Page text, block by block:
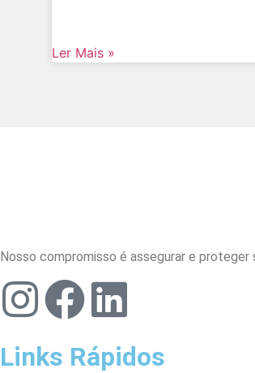
Ler Mais »
Nosso compromisso é assegurar e proteger
Links Rápidos